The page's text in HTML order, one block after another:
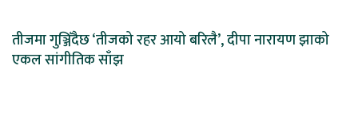
तीजमा गुञ्जिँदैछ ‘तीजको रहर आयो बरिलै’, दीपा नारायण झाको
एकल सांगीतिक साँझ